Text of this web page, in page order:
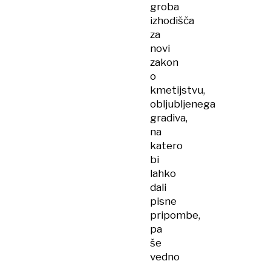
groba
izhodišča
za
novi
zakon
o
kmetijstvu,
obljubljenega
gradiva,
na
katero
bi
lahko
dali
pisne
pripombe,
pa
še
vedno